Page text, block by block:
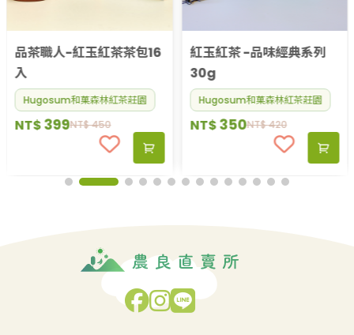
品茶職人-紅玉紅茶茶包16
入
Hugosum和菓森林紅茶莊園
NT$450
NT$399
紅玉紅茶 -品味經典系列
30g
Hugosum和菓森林紅茶莊園
NT$420
NT$350